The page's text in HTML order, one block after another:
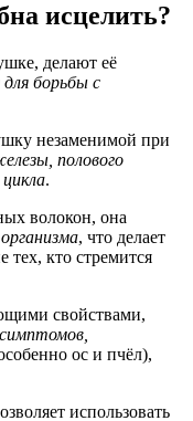
исцелить?
делают её
борьбы с
незаменимой при
полового
.
волокон, она
, что делает
кто стремится
свойствами,
ос и пчёл),
использовать